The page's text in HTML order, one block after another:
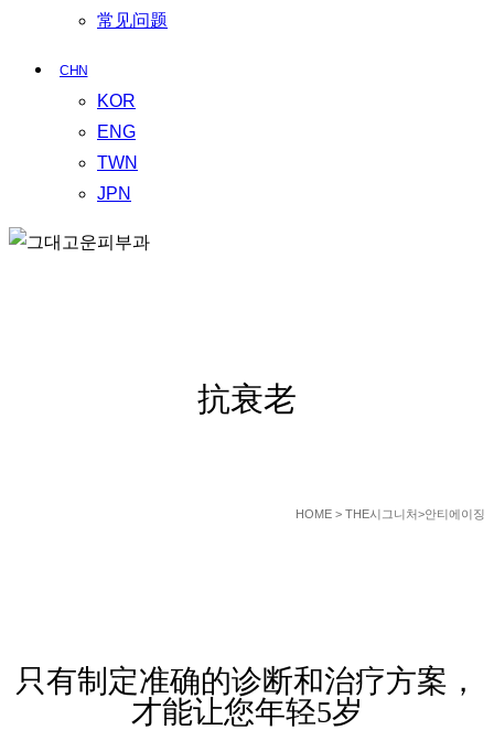
常见问题
CHN
KOR
ENG
TWN
JPN
抗衰老
HOME > THE시그니처>안티에이징
只有制定准确的诊断和治疗方案，
才能让您年轻5岁